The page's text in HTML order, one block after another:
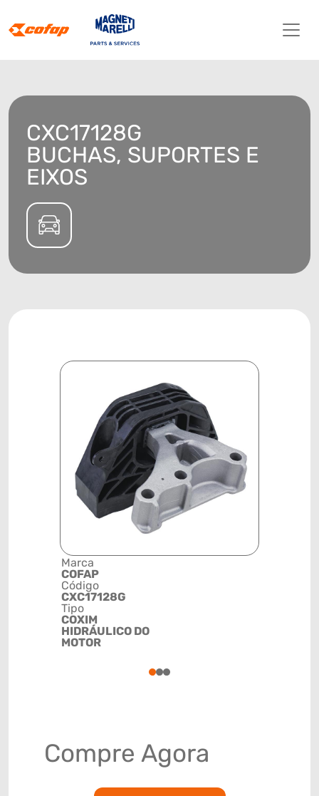
CXC17128G
BUCHAS, SUPORTES E
EIXOS
Marca
COFAP
Código
CXC17128G
Tipo
COXIM
HIDRÁULICO DO
MOTOR
123
Compre Agora